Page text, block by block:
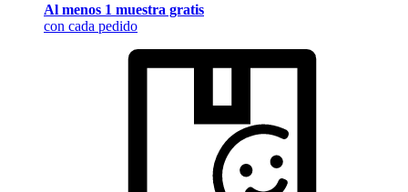
Al menos 1 muestra gratis
con cada pedido